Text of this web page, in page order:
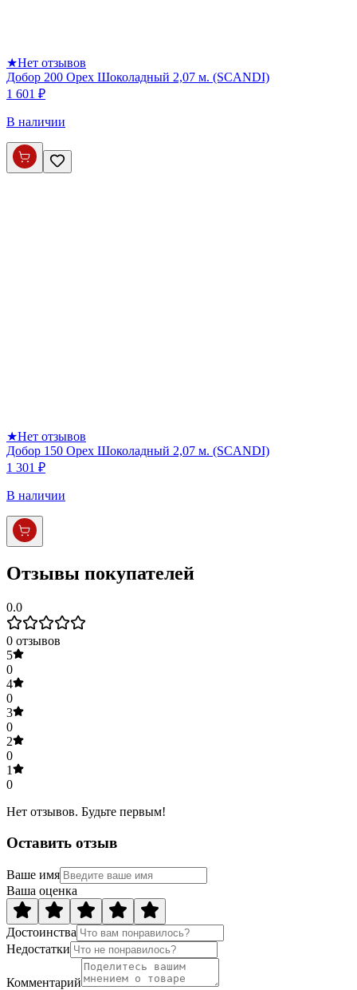
★Нет отзывов
Добор 200 Орех Шоколадный 2,07 м. (SCANDI)
1 601 ₽
В наличии
★Нет отзывов
Добор 150 Орех Шоколадный 2,07 м. (SCANDI)
1 301 ₽
В наличии
Отзывы покупателей
0.0
0 отзывов
5
0
4
0
3
0
2
0
1
0
Нет отзывов. Будьте первым!
Оставить отзыв
Ваше имя
Ваша оценка
Достоинства
Недостатки
Комментарий